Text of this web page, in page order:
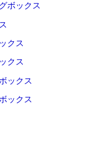
ボックス
クス
クス
ックス
ックス